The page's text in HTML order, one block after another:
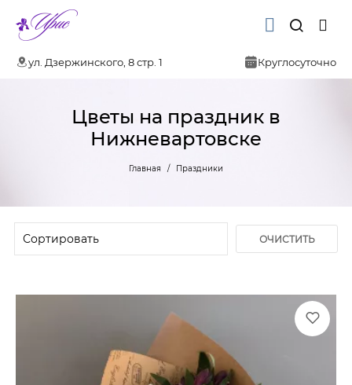
ул. Дзержинского, 8 стр. 1 Круглосуточно
Цветы на праздник в
Нижневартовске
Главная Праздники
ОЧИСТИТЬ